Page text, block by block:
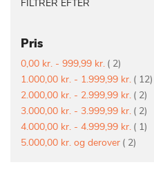
FILTRER EFTER
Pris
0,00 kr. - 999,99 kr. 2vare
1.000,00 kr. - 1.999,99 kr. 12
2.000,00 kr. - 2.999,99 kr. 2
3.000,00 kr. - 3.999,99 kr. 2
4.000,00 kr. - 4.999,99 kr. 1
5.000,00 kr. og derover 2vare